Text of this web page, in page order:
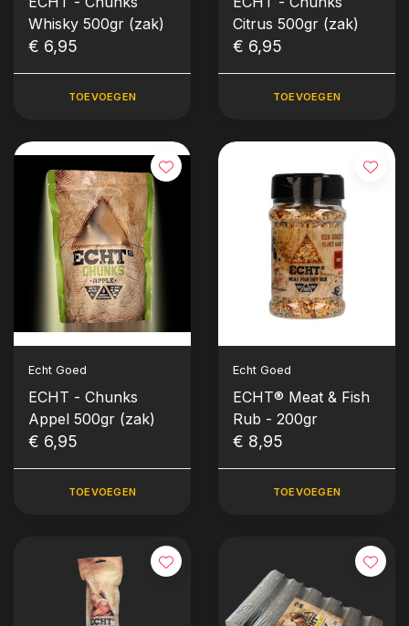
Whisky 500gr (zak)
€ 6,95
TOEVOEGEN
Citrus 500gr (zak)
€ 6,95
TOEVOEGEN
Echt Goed
ECHT - Chunks
Appel 500gr (zak)
€ 6,95
TOEVOEGEN
Echt Goed
ECHT® Meat & Fish
Rub - 200gr
€ 8,95
TOEVOEGEN